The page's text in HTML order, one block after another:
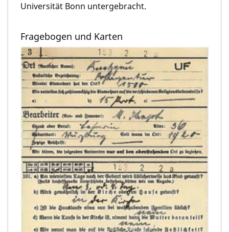
Universität Bonn untergebracht.
Fragebogen und Karten